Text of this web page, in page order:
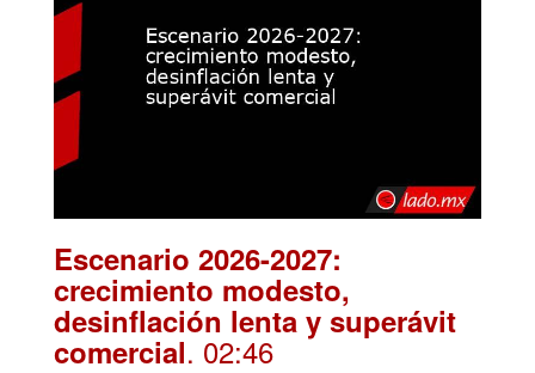
Escenario 2026-2027:
crecimiento modesto,
desinflación lenta y superávit
comercial. 02:46